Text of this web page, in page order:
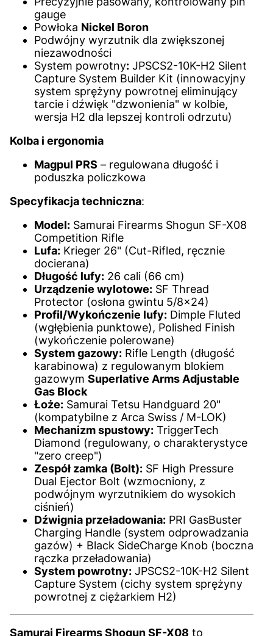
gauge
Powłoka Nickel Boron
Podwójny wyrzutnik dla zwiększonej
niezawodności
System powrotny: JPSCS2-10K-H2 Silent
Capture System Builder Kit (innowacyjny
system sprężyny powrotnej eliminujący
tarcie i dźwięk "dzwonienia" w kolbie,
wersja H2 dla lepszej kontroli odrzutu)
Kolba i ergonomia
Magpul PRS – regulowana długość i
poduszka policzkowa
Specyfikacja techniczna:
Model: Samurai Firearms Shogun SF-X08
Competition Rifle
Lufa: Krieger 26" (Cut-Rifled, ręcznie
docierana)
Długość lufy: 26 cali (66 cm)
Urządzenie wylotowe: SF Thread
Protector (osłona gwintu 5/8x24)
Profil/Wykończenie lufy: Dimple Fluted
(wgłębienia punktowe), Polished Finish
(wykończenie polerowane)
System gazowy: Rifle Length (długość
karabinowa) z regulowanym blokiem
gazowym Superlative Arms Adjustable
Gas Block
Łoże: Samurai Tetsu Handguard 20"
(kompatybilne z Arca Swiss / M-LOK)
Mechanizm spustowy: TriggerTech
Diamond (regulowany, o charakterystyce
"zero creep")
Zespół zamka (Bolt): SF High Pressure
Dual Ejector Bolt (wzmocniony, z
podwójnym wyrzutnikiem do wysokich
ciśnień)
Dźwignia przeładowania: PRI GasBuster
Charging Handle (system odprowadzania
gazów) + Black SideCharge Knob (boczna
rączka przeładowania)
System powrotny: JPSCS2-10K-H2 Silent
Capture System (cichy system sprężyny
powrotnej z ciężarkiem H2)
Samurai Firearms Shogun SF-X08 to